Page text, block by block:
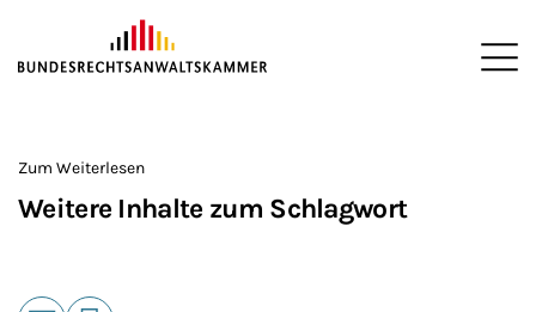
ZUM HAUPTINHALT SPRINGEN
Zum Weiterlesen
Weitere Inhalte zum Schlagwort